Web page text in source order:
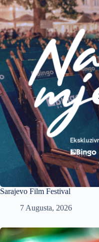
Sarajevo Film Festival
7 Augusta, 2026